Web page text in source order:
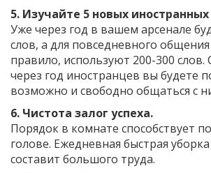
5. Изучайте 5 новых
Уже через год в вашем арсенале
слов, а для повседневного
правило, используют 200-300 слов.
через год иностранцев вы будете
возможно и свободно общаться с
6. Чистота залог успеха.
Порядок в комнате способствует
голове. Ежедневная быстрая
составит большого труда.